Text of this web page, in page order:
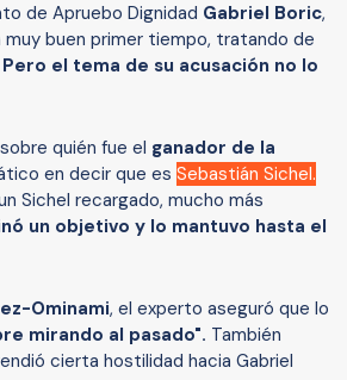
de Apruebo Dignidad Gabriel Boric,
buen primer tiempo, tratando de
Pero el tema de su acusación no lo
quién fue el ganador de la
en decir que es Sebastián Sichel.
Sichel recargado, mucho más
un objetivo y lo mantuvo hasta el
Ominami, el experto aseguró que lo
mirando al pasado". También
cierta hostilidad hacia Gabriel